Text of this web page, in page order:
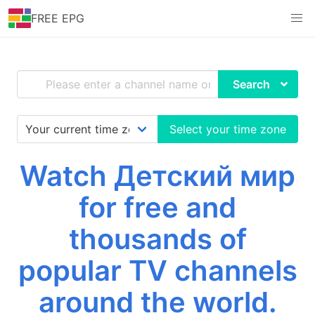
FREE EPG
Search
Select your time zone
Watch Детский мир
for free and
thousands of
popular TV channels
around the world.